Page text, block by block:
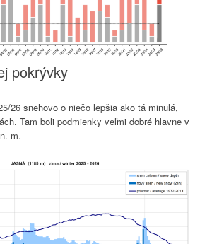
pokrývky
26 snehovo o niečo lepšia ako tá minulá,
Tam boli podmienky veľmi dobré hlavne v
m.